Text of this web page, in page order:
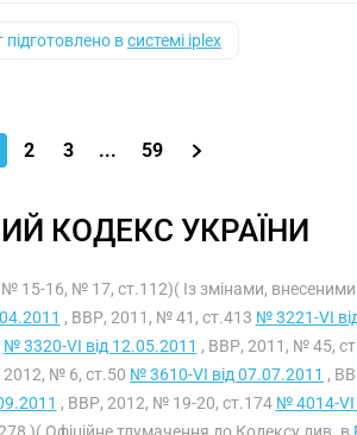
всистемі iplex
2 3 ... 59
КОДЕКС УКРАЇНИ
15-16, № 17, ст.112)( Із змінами, внесеними
, ВВР, 2011, № 41, ст.413 № 3221-VI
№ 3320-VI від 12.05.2011 , ВВР, 2011, № 45,
2012, № 6, ст.50 № 3610-VI від 07.07.2011 ,
, ВВР, 2012, № 19-20, ст.174 № 4014-VI